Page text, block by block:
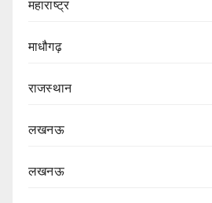
महाराष्ट्र
माधौगढ़
राजस्थान
लखनऊ
लखनऊ